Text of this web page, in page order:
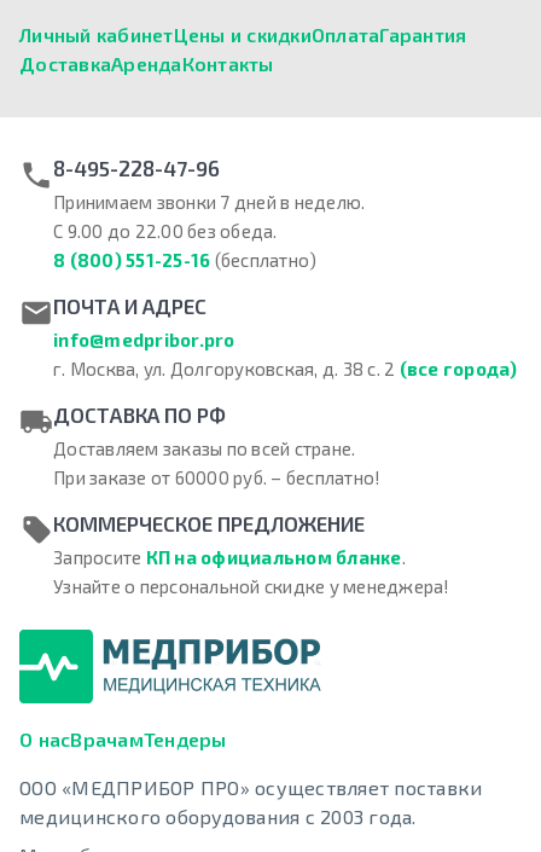
Личный кабинетЦены и скидкиОплатаГарантия
ДоставкаАрендаКонтакты
8-495-228-47-96
Принимаем звонки 7 дней в неделю.
С 9.00 до 22.00 без обеда.
8 (800) 551-25-16 (бесплатно)
ПОЧТА И АДРЕС
info@medpribor.pro
г. Москва, ул. Долгоруковская, д. 38 с. 2 (все города)
ДОСТАВКА ПО РФ
Доставляем заказы по всей стране.
При заказе от 60000 руб. – бесплатно!
КОММЕРЧЕСКОЕ ПРЕДЛОЖЕНИЕ
Запросите КП на официальном бланке.
Узнайте о персональной скидке у менеджера!
О насВрачамТендеры
ООО «МЕДПРИБОР ПРО» осуществляет поставки
медицинского оборудования с 2003 года.